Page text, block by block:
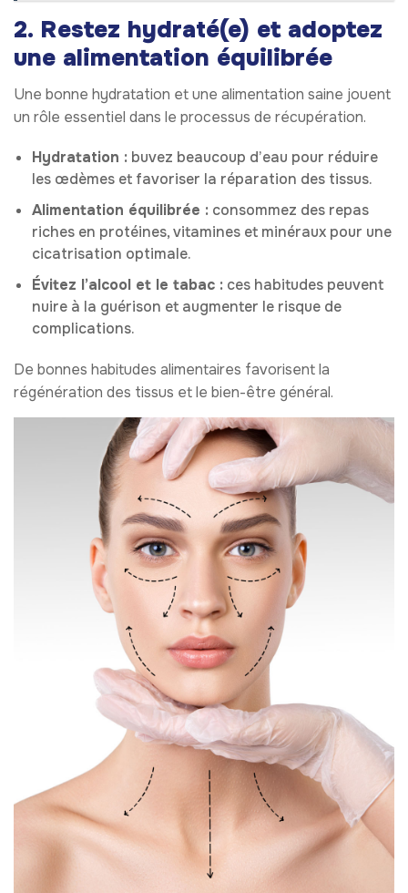
2. Restez hydraté(e) et adoptez
une alimentation équilibrée
Une bonne hydratation et une alimentation saine jouent
un rôle essentiel dans le processus de récupération.
Hydratation : buvez beaucoup d’eau pour réduire
les œdèmes et favoriser la réparation des tissus.
Alimentation équilibrée : consommez des repas
riches en protéines, vitamines et minéraux pour une
cicatrisation optimale.
Évitez l’alcool et le tabac : ces habitudes peuvent
nuire à la guérison et augmenter le risque de
complications.
De bonnes habitudes alimentaires favorisent la
régénération des tissus et le bien-être général.